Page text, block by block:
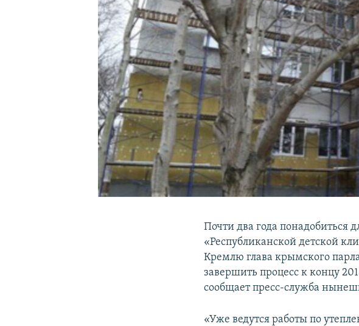
Почти два года понадобиться
«Республиканской детской
Кремлю глава крымского
завершить процесс к концу
сообщает пресс-служба
«Уже ведутся работы по